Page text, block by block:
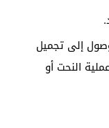
إلى تجميل
النحت أو